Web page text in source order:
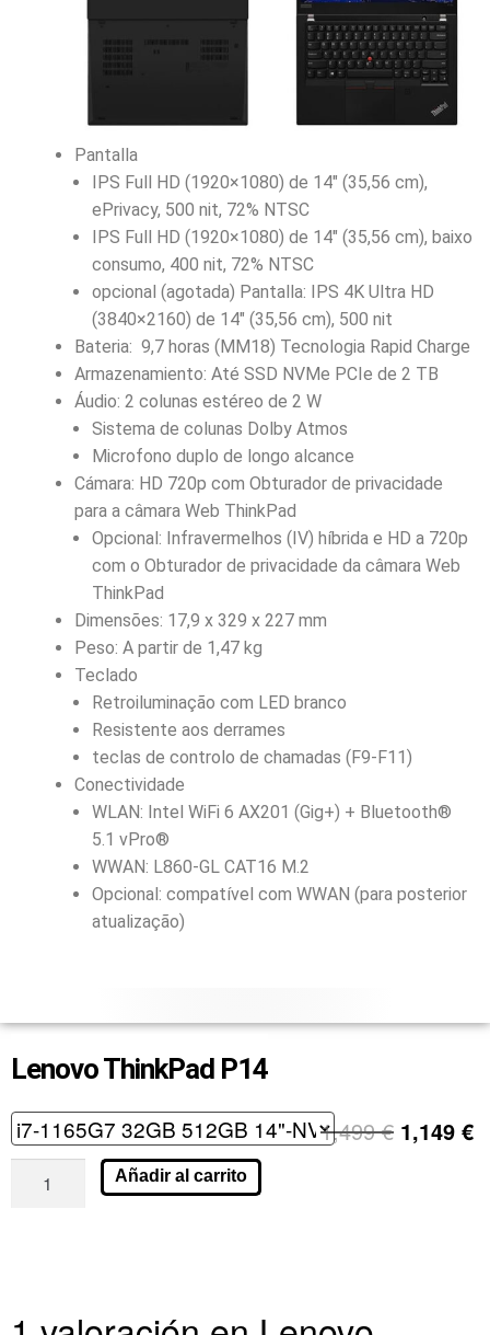
Pantalla
IPS Full HD (1920×1080) de 14″ (35,56 cm),
ePrivacy, 500 nit, 72% NTSC
IPS Full HD (1920×1080) de 14″ (35,56 cm), baixo
consumo, 400 nit, 72% NTSC
opcional (agotada) Pantalla: IPS 4K Ultra HD
(3840×2160) de 14″ (35,56 cm), 500 nit
Bateria: 9,7 horas (MM18) Tecnologia Rapid Charge
Armazenamiento: Até SSD NVMe PCIe de 2 TB
Áudio: 2 colunas estéreo de 2 W
Sistema de colunas Dolby Atmos
Microfono duplo de longo alcance
Cámara: HD 720p com Obturador de privacidade
para a câmara Web ThinkPad
Opcional: Infravermelhos (IV) híbrida e HD a 720p
com o Obturador de privacidade da câmara Web
ThinkPad
Dimensões: 17,9 x 329 x 227 mm
Peso: A partir de 1,47 kg
Teclado
Retroiluminação com LED branco
Resistente aos derrames
teclas de controlo de chamadas (F9-F11)
Conectividade
WLAN: Intel WiFi 6 AX201 (Gig+) + Bluetooth®
5.1 vPro®
WWAN: L860-GL CAT16 M.2
Opcional: compatível com WWAN (para posterior
atualização)
Lenovo ThinkPad P14
1,499€ 1,149 €
Añadir al carrito